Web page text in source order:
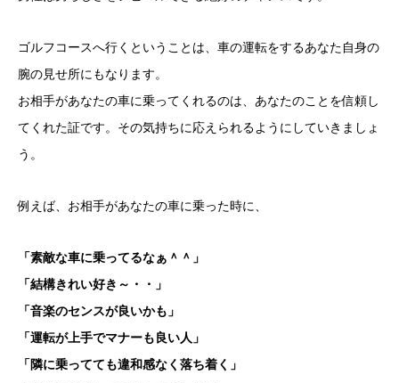
ゴルフコースへ行くということは、車の運転をするあなた自身の
腕の見せ所にもなります。
お相手があなたの車に乗ってくれるのは、あなたのことを信頼し
てくれた証です。その気持ちに応えられるようにしていきましょ
う。
例えば、お相手があなたの車に乗った時に、
「素敵な車に乗ってるなぁ＾＾ 」
「結構きれい好き～・・」
「音楽のセンスが良いかも」
「運転が上手でマナーも良い人」
「隣に乗ってても違和感なく落ち着く」